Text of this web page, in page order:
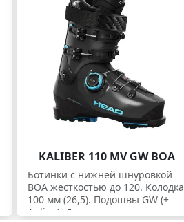
KALIBER 110 MV GW BOA
Ботинки c нижней шнуровкой
BOA жесткостью до 120. Колодка
100 мм (26,5). Подошвы GW (+
Apline). Для экспертов.